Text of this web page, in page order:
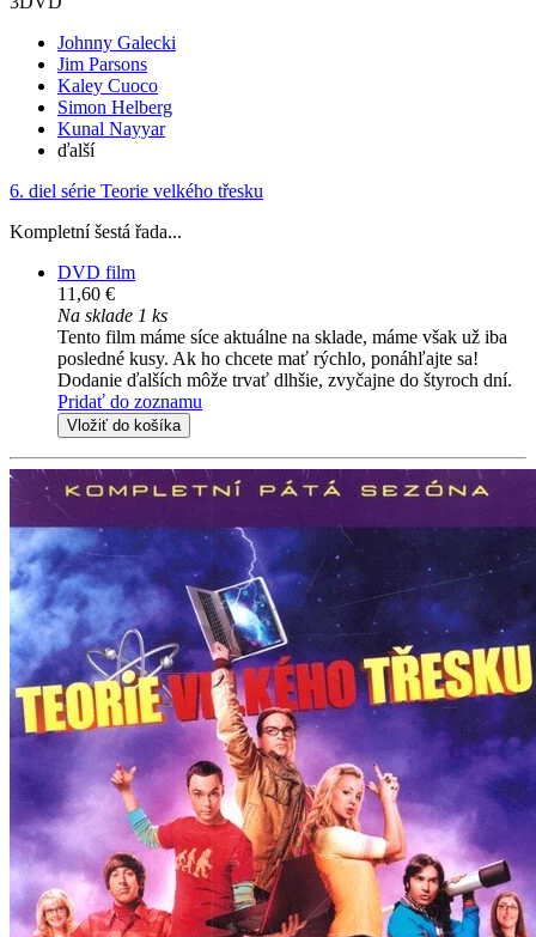
Johnny Galecki
Jim Parsons
Kaley Cuoco
Simon Helberg
Kunal Nayyar
ďalší
6. diel série Teorie velkého třesku
Kompletní šestá řada...
DVD film
11,60 €
Na sklade 1 ks
Tento film máme síce aktuálne na sklade, máme však už iba
posledné kusy. Ak ho chcete mať rýchlo, ponáhľajte sa!
Dodanie ďalších môže trvať dlhšie, zvyčajne do štyroch dní.
Pridať do zoznamu
Vložiť do košíka